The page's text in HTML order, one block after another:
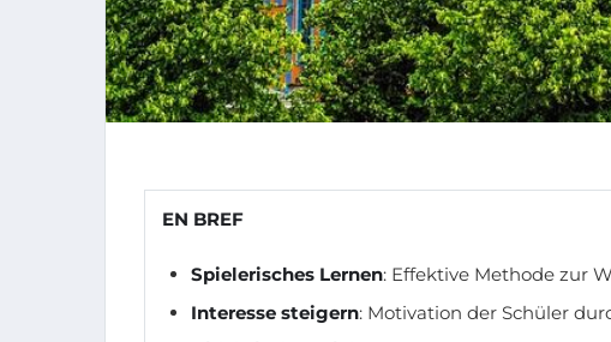
EN BREF
Spielerisches Lernen: Effektive Methode zur
Interesse steigern: Motivation der Schüler